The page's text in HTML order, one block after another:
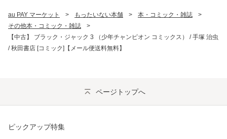
au PAY マーケット > もったいない本舗 > 本・コミック・雑誌
>
その他本・コミック・雑誌
>
【中古】 ブラック・ジャック 3 （少年チャンピオン コミックス） / 手塚 治虫
/ 秋田書店 [コミック]【メール便送料無料】
ページトップへ
ピックアップ特集